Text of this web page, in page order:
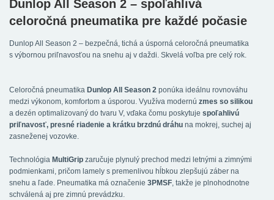
Dunlop All Season 2 – spoľahlivá
celoročná pneumatika pre každé počasie
Dunlop All Season 2 – bezpečná, tichá a úsporná celoročná pneumatika
s výbornou priľnavosťou na snehu aj v daždi. Skvelá voľba pre celý rok.
Celoročná pneumatika Dunlop All Season 2 ponúka ideálnu rovnováhu
medzi výkonom, komfortom a úsporou. Využíva modernú zmes so silikou
a dezén optimalizovaný do tvaru V, vďaka čomu poskytuje spoľahlivú
priľnavosť, presné riadenie a krátku brzdnú dráhu na mokrej, suchej aj
zasneženej vozovke.
Technológia MultiGrip zaručuje plynulý prechod medzi letnými a zimnými
podmienkami, pričom lamely s premenlivou hĺbkou zlepšujú záber na
snehu a ľade. Pneumatika má označenie 3PMSF, takže je plnohodnotne
schválená aj pre zimnú prevádzku.